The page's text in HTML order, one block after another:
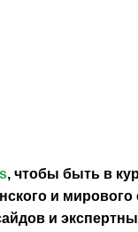
, чтобы быть в
и мирового
и